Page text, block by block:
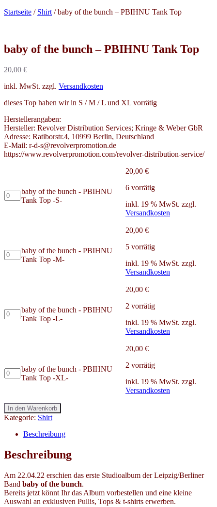
Startseite / Shirt / baby of the bunch – PBIHNU Tank Top
baby of the bunch – PBIHNU Tank Top
20,00 €
inkl. MwSt. zzgl. Versandkosten
dieses Top haben wir in S / M / L und XL vorrätig
Herstellerangaben:
Hersteller: Revolver Distribution Services; Kringe & Weber GbR
Adresse: Ratiborstr.4, 10999 Berlin, Deutschland
E-Mail: r-d-s@revolverpromotion.de
https://www.revolverpromotion.com/revolver-distribution-service/
baby
of
Top
baby of the bunch - PBIHNU
Tank Top -S-
20,00 €
6 vorrätig
inkl. 19 % MwSt. zzgl.
Versandkosten
baby
of
Top
baby of the bunch - PBIHNU
Tank Top -M-
20,00 €
5 vorrätig
inkl. 19 % MwSt. zzgl.
Versandkosten
baby
of
Top
baby of the bunch - PBIHNU
Tank Top -L-
20,00 €
2 vorrätig
inkl. 19 % MwSt. zzgl.
Versandkosten
baby
of
-
PBIHNU
Tank
Top
XL-
Menge
baby of the bunch - PBIHNU
Tank Top -XL-
20,00 €
2 vorrätig
inkl. 19 % MwSt. zzgl.
Versandkosten
In den Warenkorb
Kategorie: Shirt
Beschreibung
Beschreibung
Am 22.04.22 erschien das erste Studioalbum der Leipzig/Berliner
Band baby of the bunch.
Bereits jetzt könnt Ihr das Album vorbestellen und eine kleine
Auswahl an exklusiven Pullis, Tops & t-shirts erwerben.